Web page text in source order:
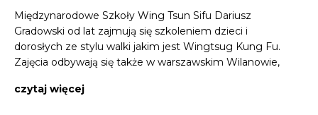
Międzynarodowe Szkoły Wing Tsun Sifu Dariusz
Gradowski od lat zajmują się szkoleniem dzieci i
dorosłych ze stylu walki jakim jest Wingtsug Kung Fu.
Zajęcia odbywają się także w warszawskim Wilanowie,
Ogólnokształcące im. St. Kostki Potockiego.
czytaj więcej